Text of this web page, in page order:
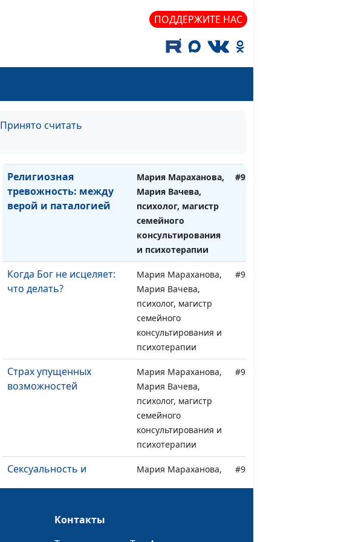
ПОДДЕРЖИТЕ НАС
Принято считать
психолог, магистр
семейного
консультирования и
психотерапии
Религиозная
тревожность: между
верой и паталогией
Мария Мараханова,
Мария Вачева,
психолог, магистр
семейного
консультирования
и психотерапии
#929
Когда Бог не исцеляет:
что делать?
Мария Мараханова,
Мария Вачева,
психолог, магистр
семейного
консультирования и
психотерапии
#928
Страх упущенных
возможностей
Мария Мараханова,
Мария Вачева,
психолог, магистр
семейного
консультирования и
психотерапии
#927
Сексуальность и
Мария Мараханова,
#926
Контакты